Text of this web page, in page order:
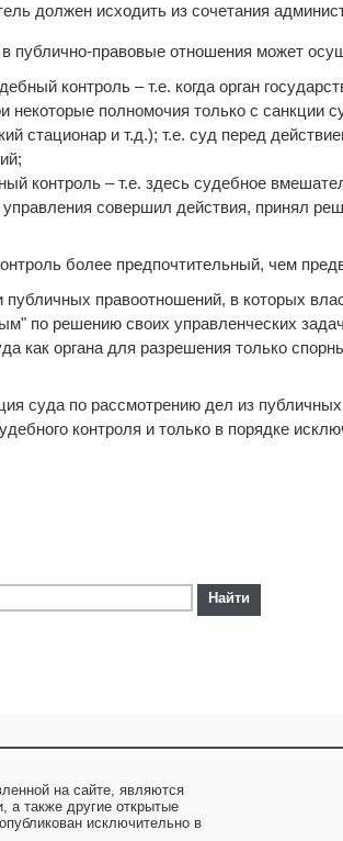
должен исходить из сочетания
публично-правовые отношения может
контроль – т.е. когда орган
некоторые полномочия только с санкции
стационар и т.д.); т.е. суд перед
контроль – т.е. здесь судебное
управления совершил действия, принял
более предпочтительный, чем
публичных правоотношений, в которых
по решению своих управленческих
как органа для разрешения только
суда по рассмотрению дел из
контроля и только в порядке
на сайте, являются
а также другие открытые
исключительно в